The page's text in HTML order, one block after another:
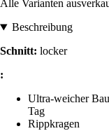
Alle Varianten
Beschreibung
Schnitt: locker
:
Ultra-weicher
Tag
Rippkragen